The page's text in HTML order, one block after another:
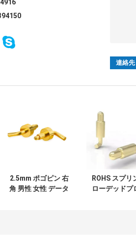
2.5mm ポゴピン 右
角 男性 女性 データ
ROHS スプリ
ローデッドプ